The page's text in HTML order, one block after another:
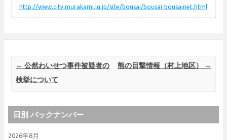
http://www.city.murakami.lg.jp/site/bousai/bousai-bousainet.html
Post navigation
← 公然わいせつ事件被疑者の
検挙について
熊の目撃情報（村上地区） →
日別 バックナンバー
2026年8月